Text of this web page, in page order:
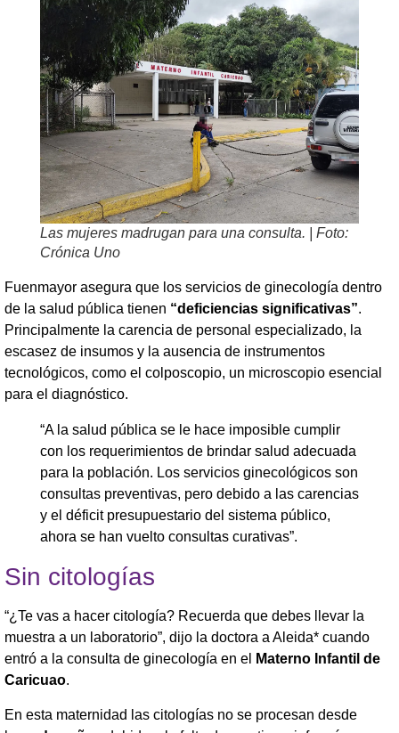
Las mujeres madrugan para una consulta. | Foto:
Crónica Uno
Fuenmayor asegura que los servicios de ginecología dentro
de la salud pública tienen “deficiencias significativas”.
Principalmente la carencia de personal especializado, la
escasez de insumos y la ausencia de instrumentos
tecnológicos, como el colposcopio, un microscopio esencial
para el diagnóstico.
“A la salud pública se le hace imposible cumplir
con los requerimientos de brindar salud adecuada
para la población. Los servicios ginecológicos son
consultas preventivas, pero debido a las carencias
y el déficit presupuestario del sistema público,
ahora se han vuelto consultas curativas”.
Sin citologías
“¿Te vas a hacer citología? Recuerda que debes llevar la
muestra a un laboratorio”, dijo la doctora a Aleida* cuando
entró a la consulta de ginecología en el
Materno Infantil de
Caricuao.
En esta maternidad las citologías no se procesan desde